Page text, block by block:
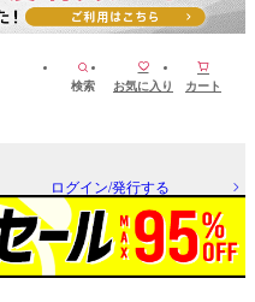
検索 お気に入り カート
ログイン/発行する